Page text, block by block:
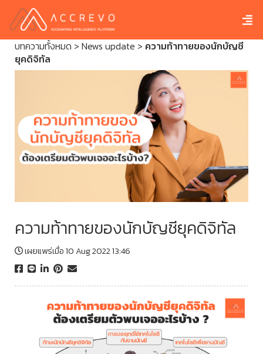
บทความทั้งหมด > News update > ความท้าทายของนักบัญชี
ยุคดิจิทัล
ความท้าทายของนักบัญชียุคดิจิทัล
เผยแพร่เมื่อ 10 Aug 2022 13:46